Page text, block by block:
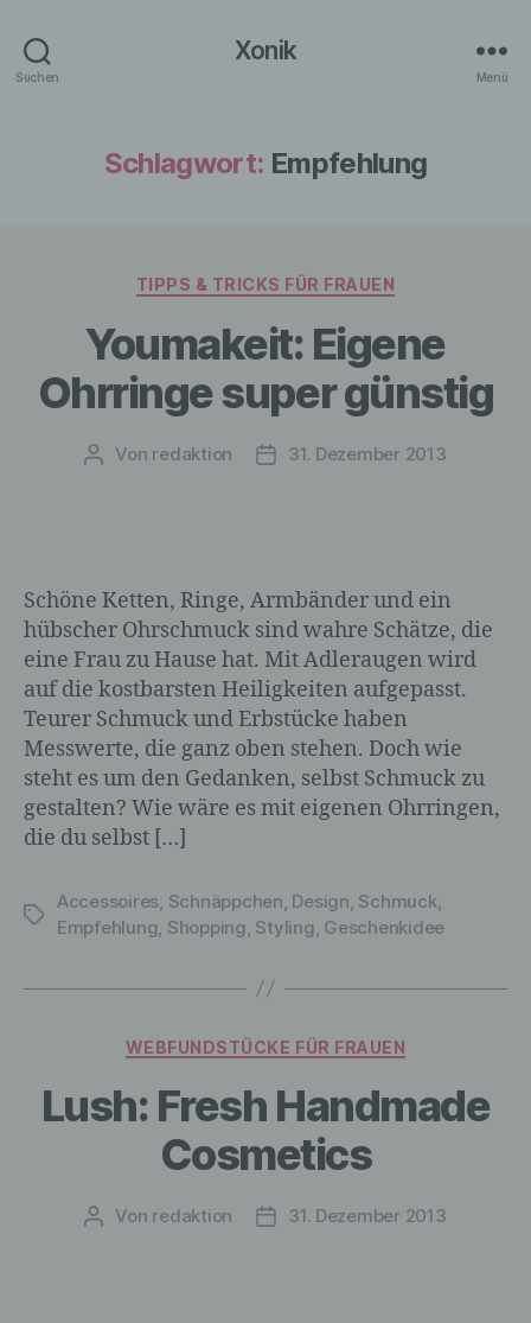
Suchen
Xonik
Menü
Schlagwort: Empfehlung
Kategorien
TIPPS & TRICKS FÜR FRAUEN
Youmakeit: Eigene
Ohrringe super günstig
Beitragsautor
Von redaktion Veröffentlichungsdatum
31. Dezember 2013
Schöne Ketten, Ringe, Armbänder und ein
hübscher Ohrschmuck sind wahre Schätze, die
eine Frau zu Hause hat. Mit Adleraugen wird
auf die kostbarsten Heiligkeiten aufgepasst.
Teurer Schmuck und Erbstücke haben
Messwerte, die ganz oben stehen. Doch wie
steht es um den Gedanken, selbst Schmuck zu
gestalten? Wie wäre es mit eigenen Ohrringen,
die du selbst […]
Schlagwörter
Accessoires Schnäppchen Design Schmuck
Empfehlung Shopping Styling Geschenkidee
Kategorien
WEBFUNDSTÜCKE FÜR FRAUEN
Lush: Fresh Handmade
Cosmetics
Beitragsautor
Von redaktion Veröffentlichungsdatum
31. Dezember 2013